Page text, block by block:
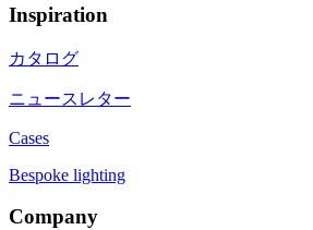
Inspiration
カタログ
ニュースレター
Cases
Bespoke lighting
Company